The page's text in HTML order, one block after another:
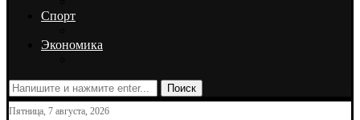
Спорт
Экономика
Поиск
Пятница, 7 августа, 2026